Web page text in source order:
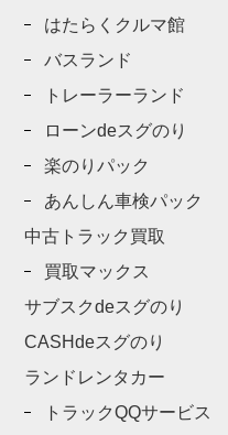
はたらくクルマ館
バスランド
トレーラーランド
ローンdeスグのり
楽のりパック
あんしん車検パック
中古トラック買取
買取マックス
サブスクdeスグのり
CASHdeスグのり
ランドレンタカー
トラックQQサービス